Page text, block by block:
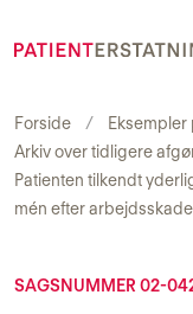
Forside
Arkiv over tidligere
Patienten tilkendt
mén efter
SAGSNUMMER 02-